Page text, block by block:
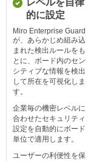
レベルを自律
的に設定
Miro Enterprise Guard
が、あらかじめ組み込
まれた検出ルールをも
とに、ボード内のセン
シティブな情報を検出
して所在を可視化しま
す。
企業毎の機密レベルに
合わせたセキュリティ
設定を自動的にボード
単位で適用します。
ユーザーの利便性を保